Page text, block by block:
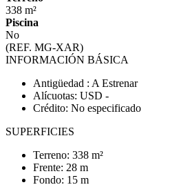
338 m²
Piscina
No
(REF. MG-XAR)
INFORMACIÓN BÁSICA
Antigüedad : A Estrenar
Alícuotas: USD -
Crédito: No especificado
SUPERFICIES
Terreno: 338 m²
Frente: 28 m
Fondo: 15 m